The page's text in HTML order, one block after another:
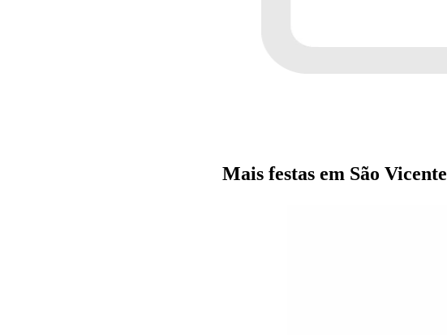
Mais festas em São Vicente